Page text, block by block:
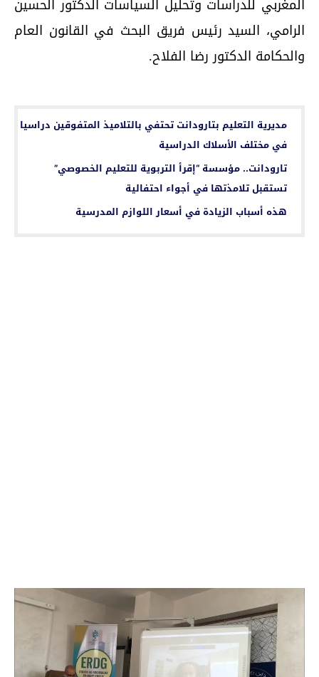
المغربي للدراسات وتحليل السياسات الدكتور الحسين
الرامي، السيد رئيس فريق البحث في القانون العام
والحكامة الدكتور رضا الفلاح.
مديرية التعليم بتارودانت تحتفي بالتلاميذ المتفوقين دراسيا
في مختلف الأسلاك الدراسية
تارودانت.. مؤسسة “إقرأ التربوية للتعليم الخصوصي”
تستقبل تلامذتها في أجواء احتفالية
هذه أسباب الزيادة في أسعار اللوازم المدرسية